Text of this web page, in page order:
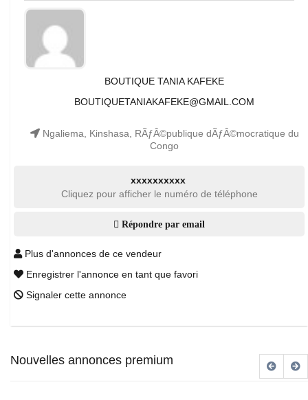
BOUTIQUE TANIA KAFEKE
BOUTIQUETANIAKAFEKE@GMAIL.COM
Ngaliema, Kinshasa, RÃƒÂ©publique dÃƒÂ©mocratique du
Congo
xxxxxxxxxx
Cliquez pour afficher le numéro de téléphone
Répondre par email
Plus d'annonces de ce vendeur
Enregistrer l'annonce en tant que favori
Signaler cette annonce
Nouvelles annonces premium